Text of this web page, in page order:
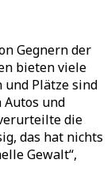
Gegnern der
bieten viele
und Plätze sind
Autos und
die
das hat nichts
Gewalt“,